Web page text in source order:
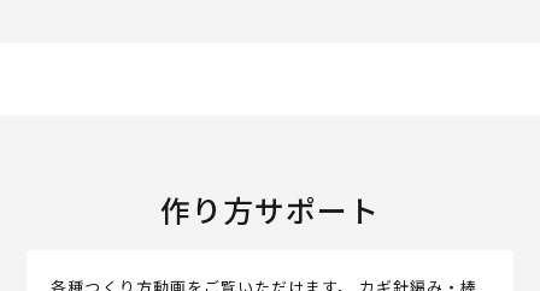
作り方サポート
各種つくり方動画をご覧いただけます。 カギ針編み・棒